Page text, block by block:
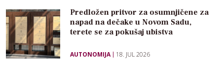
Predložen pritvor za osumnjičene za
napad na dečake u Novom Sadu,
terete se za pokušaj ubistva
AUTONOMIJA 18. JUL 2026